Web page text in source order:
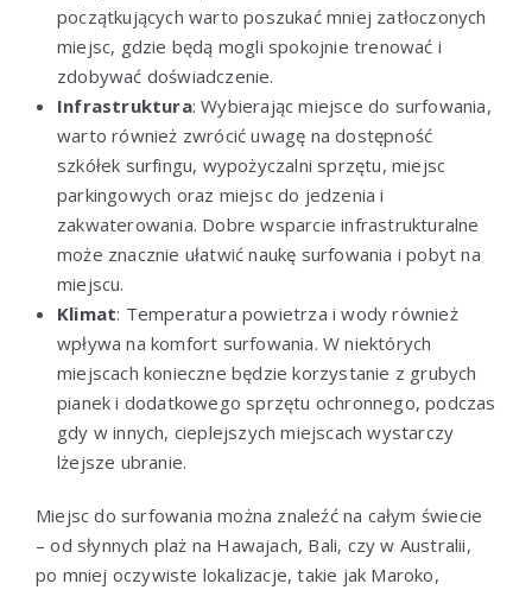
początkujących warto poszukać mniej zatłoczonych
miejsc, gdzie będą mogli spokojnie trenować i
zdobywać doświadczenie.
Infrastruktura: Wybierając miejsce do surfowania,
warto również zwrócić uwagę na dostępność
szkółek surfingu, wypożyczalni sprzętu, miejsc
parkingowych oraz miejsc do jedzenia i
zakwaterowania. Dobre wsparcie infrastrukturalne
może znacznie ułatwić naukę surfowania i pobyt na
miejscu.
Klimat: Temperatura powietrza i wody również
wpływa na komfort surfowania. W niektórych
miejscach konieczne będzie korzystanie z grubych
pianek i dodatkowego sprzętu ochronnego, podczas
gdy w innych, cieplejszych miejscach wystarczy
lżejsze ubranie.
Miejsc do surfowania można znaleźć na całym świecie
– od słynnych plaż na Hawajach, Bali, czy w Australii,
po mniej oczywiste lokalizacje, takie jak Maroko,